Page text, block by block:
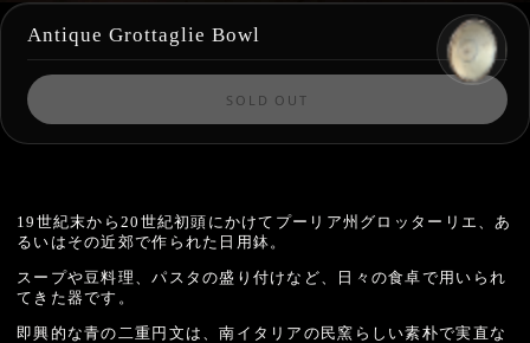
Antique Grottaglie Bowl
SOLD OUT
19世紀末から20世紀初頭にかけてプーリア州グロッターリエ、あ
るいはその近郊で作られた日用鉢。
スープや豆料理、パスタの盛り付けなど、日々の食卓で用いられ
てきた器です。
即興的な青の二重円文は、南イタリアの民窯らしい素朴で実直な